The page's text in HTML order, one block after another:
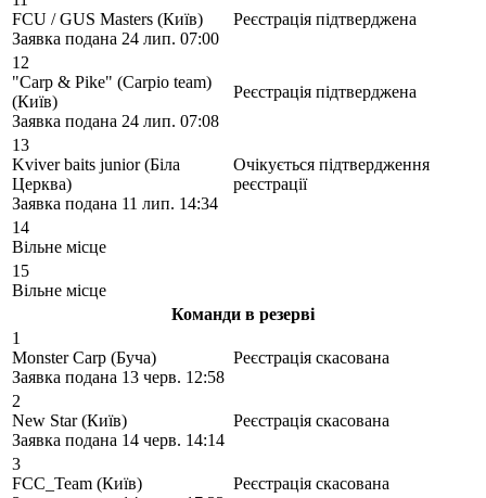
FCU / GUS Masters (Київ)
Заявка подана 24 лип. 07:00
Реєстрація підтверджена
12
"Carp & Pike" (Carpio team)
(Київ)
Заявка подана 24 лип. 07:08
Реєстрація підтверджена
13
Kviver baits junior (Біла
Церква)
Заявка подана 11 лип. 14:34
Очікується підтвердження
реєстрації
14
Вільне місце
15
Вільне місце
Команди в резерві
1
Monster Carp (Буча)
Заявка подана 13 черв. 12:58
Реєстрація скасована
2
New Star (Київ)
Заявка подана 14 черв. 14:14
Реєстрація скасована
3
FCC_Team (Київ)
Реєстрація скасована